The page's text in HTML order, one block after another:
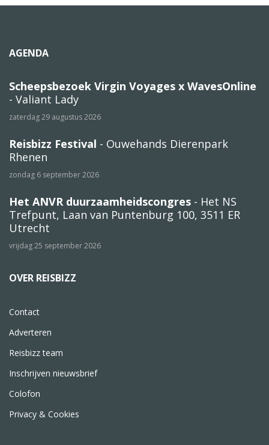
AGENDA
Scheepsbezoek Virgin Voyages x WavesOnline
- Valiant Lady
zaterdag 29 augustus 2026
Reisbizz Festival - Ouwehands Dierenpark
Rhenen
zondag 6 september 2026
Het ANVR duurzaamheidscongres - Het NS
Trefpunt, Laan van Puntenburg 100, 3511 ER
Utrecht
vrijdag 25 september 2026
OVER REISBIZZ
Contact
Adverteren
Reisbizz team
Inschrijven nieuwsbrief
Colofon
Privacy & Cookies